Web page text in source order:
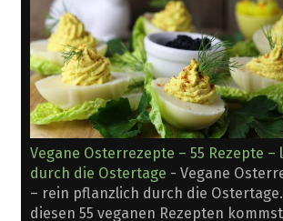
Vegane Osterrezepte – 55 Rezepte –
durch die Ostertage - Vegane
– rein pflanzlich durch die
diesen 55 veganen Rezepten